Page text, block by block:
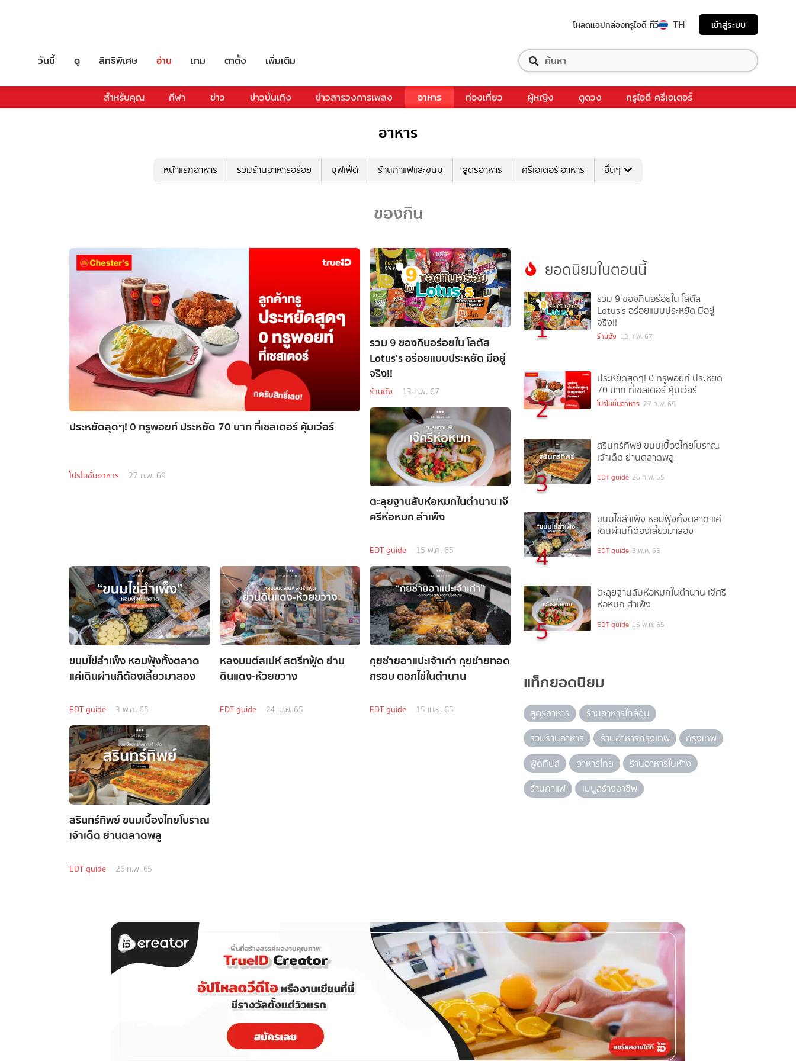
โหลดแอปกล่องทรูไอดี ทีวี TH เข้าสู่ระบบ
วันนี้ ดู สิทธิพิเศษ อ่าน เกม ตาตั้ง เพิ่มเติม
สำหรับคุณ กีฬา ข่าว ข่าวบันเทิง ข่าวสารวงการเพลง อาหาร ท่องเที่ยว ผู้หญิง ดูดวง ทรูไอดี ครีเอเตอร์
อาหาร
หน้าแรกอาหาร รวมร้านอาหารอร่อย บุฟเฟ่ต์ ร้านกาแฟและขนม สูตรอาหาร ครีเอเตอร์ อาหาร อื่นๆ
ของกิน
ประหยัดสุดๆ! 0 ทรูพอยท์ ประหยัด 70 บาท ที่เชสเตอร์ คุ้มเว่อร์
โปรโมชั่นอาหาร 27 ก.พ. 69
รวม 9 ของกินอร่อยใน โลตัส
Lotus's อร่อยแบบประหยัด มีอยู่
จริง!!
ร้านดัง 13 ก.พ. 67
ตะลุยฐานลับห่อหมกในตำนาน เจ๊
ศรีห่อหมก สำเพ็ง
EDT guide 15 พ.ค. 65
ขนมไข่สำเพ็ง หอมฟุ้งทั้งตลาด
แค่เดินผ่านก็ต้องเลี้ยวมาลอง
EDT guide 3 พ.ค. 65
หลงมนต์สเน่ห์ สตรีทฟู้ด ย่าน
ดินแดง-ห้วยขวาง
EDT guide 24 เม.ย. 65
กุยช่ายอาแปะเจ้าเก่า กุยช่ายทอด
กรอบ ตอกไข่ในตำนาน
EDT guide 15 เม.ย. 65
สรินทร์ทิพย์ ขนมเบื้องไทยโบราณ
เจ้าเด็ด ย่านตลาดพลู
EDT guide 26 ก.พ. 65
ยอดนิยมในตอนนี้
1
รวม 9 ของกินอร่อยใน โลตัส
Lotus's อร่อยแบบประหยัด มีอยู่
จริง!!
ร้านดัง 13 ก.พ. 67
2
ประหยัดสุดๆ! 0 ทรูพอยท์ ประหยัด
70 บาท ที่เชสเตอร์ คุ้มเว่อร์
โปรโมชั่นอาหาร 27 ก.พ. 69
3
สรินทร์ทิพย์ ขนมเบื้องไทยโบราณ
เจ้าเด็ด ย่านตลาดพลู
EDT guide 26 ก.พ. 65
4
ขนมไข่สำเพ็ง หอมฟุ้งทั้งตลาด แค่
เดินผ่านก็ต้องเลี้ยวมาลอง
EDT guide 3 พ.ค. 65
5
ตะลุยฐานลับห่อหมกในตำนาน เจ๊ศรี
ห่อหมก สำเพ็ง
EDT guide 15 พ.ค. 65
แท็กยอดนิยม
สูตรอาหาร
ร้านอาหารใกล้ฉัน
รวมร้านอาหาร
ร้านอาหารกรุงเทพ
กรุงเทพ
ฟู้ดทิปส์
อาหารไทย
ร้านอาหารในห้าง
ร้านกาแฟ
เมนูสร้างอาชีพ